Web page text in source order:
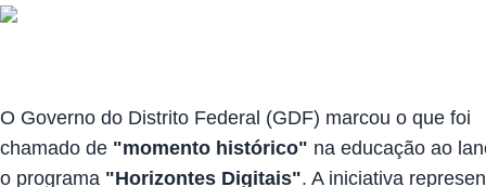
O Governo do Distrito Federal (GDF) marcou o que foi
chamado de "momento histórico" na educação ao
o programa "Horizontes Digitais". A iniciativa